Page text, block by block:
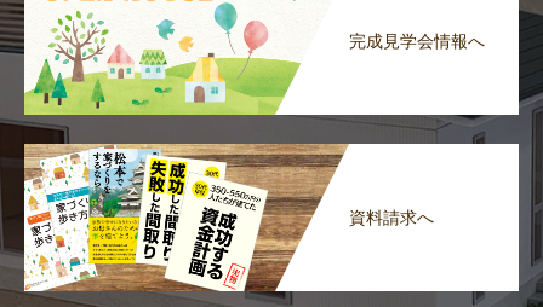
完成見学会情報へ
資料請求へ